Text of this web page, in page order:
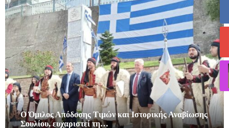
Ο Όμιλος Απόδοσης Τιμών και Ιστορικής Αναβίωσης
Σουλίου, ευχαριστεί τη…